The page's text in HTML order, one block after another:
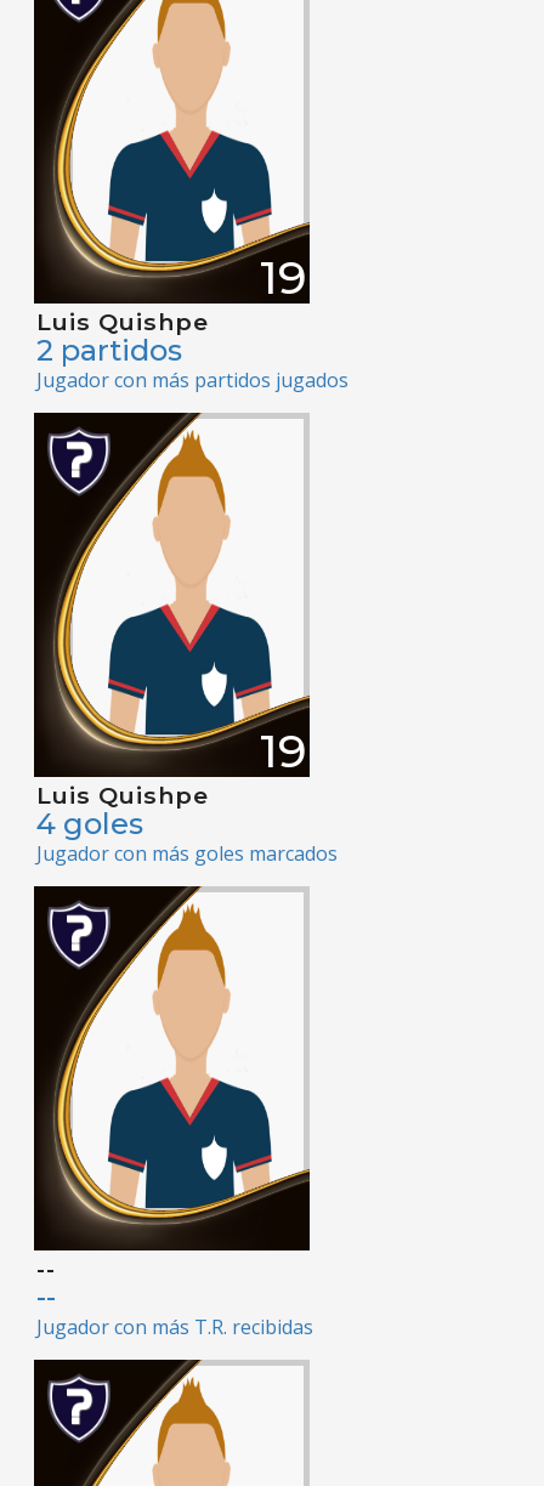
19
Luis Quishpe
2 partidos
Jugador con más partidos jugados
19
Luis Quishpe
4 goles
Jugador con más goles marcados
--
--
Jugador con más T.R. recibidas